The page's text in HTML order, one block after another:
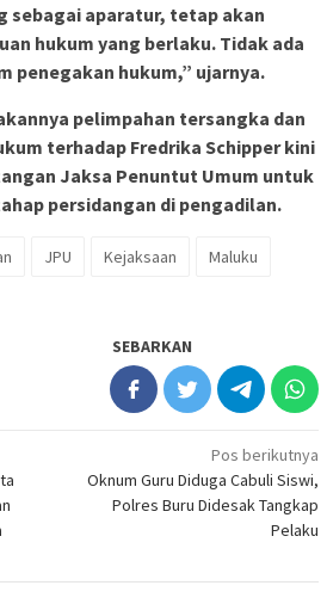
sebagai aparatur, tetap akan
hukum yang berlaku. Tidak ada
penegakan hukum,” ujarnya.
pelimpahan tersangka dan
terhadap Fredrika Schipper kini
Jaksa Penuntut Umum untuk
persidangan di pengadilan.
JPU Kejaksaan
Maluku
SEBARKAN
Pos berikutnya
Oknum Guru Diduga Cabuli Siswi,
Polres Buru Didesak Tangkap
Pelaku